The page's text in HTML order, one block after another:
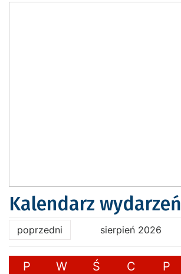
Kalendarz wydarzeń
poprzedni sierpień 2026
P W Ś C P